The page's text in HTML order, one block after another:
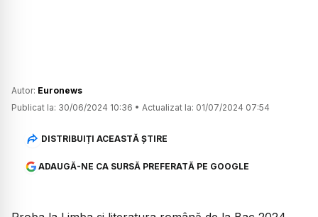
Autor: Euronews
Publicat la: 30/06/2024 10:36 • Actualizat la: 01/07/2024 07:54
DISTRIBUIȚI ACEASTĂ ȘTIRE
ADAUGĂ-NE CA SURSĂ PREFERATĂ PE GOOGLE